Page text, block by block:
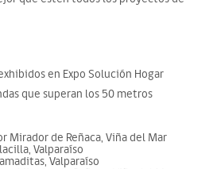
en Expo Solución Hogar
que superan los 50 metros
Mirador de Reñaca, Viña del Mar
Valparaíso
Valparaíso